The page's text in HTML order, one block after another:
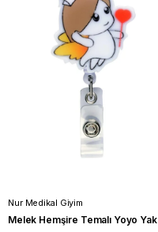
Nur Medikal Giyim